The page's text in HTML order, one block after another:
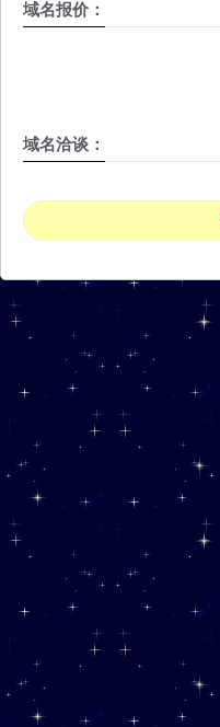
域名报价：
域名洽谈：